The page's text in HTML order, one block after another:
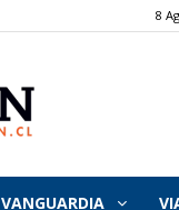
8
VANGUARDIA